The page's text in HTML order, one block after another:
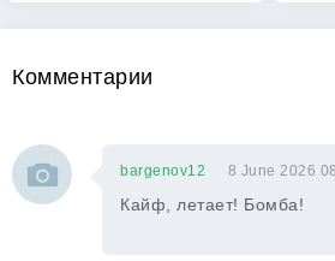
Комментарии
bargenov12 8 June 2026
Кайф, летает! Бомба!